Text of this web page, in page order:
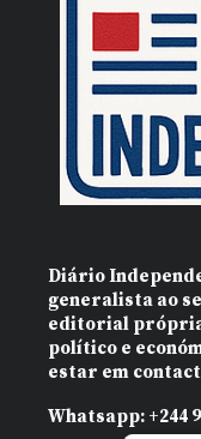
Diário
generalista ao
editorial
político e
estar em
Whatsapp: +244